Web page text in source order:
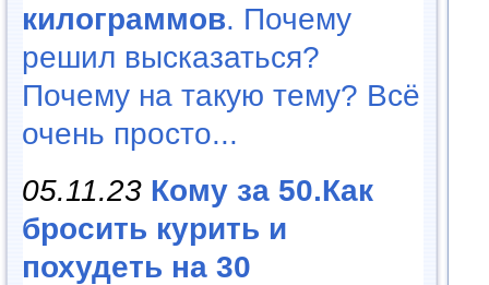
килограммов. Почему
решил высказаться?
Почему на такую тему? Всё
очень просто...
05.11.23 Кому за 50.Как
бросить курить и
похудеть на 30